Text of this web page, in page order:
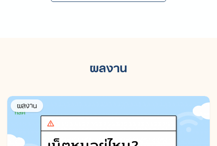
ผลงาน
ผลงาน